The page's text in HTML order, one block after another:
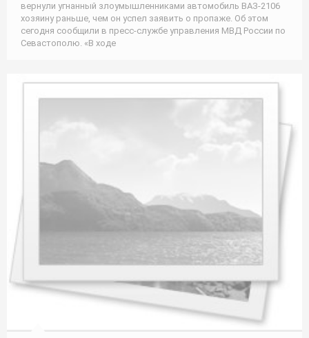
вернули угнанный злоумышленниками автомобиль ВАЗ-2106
хозяину раньше, чем он успел заявить о пропаже. Об этом
сегодня сообщили в пресс-службе управления МВД России по
Севастополю. «В ходе